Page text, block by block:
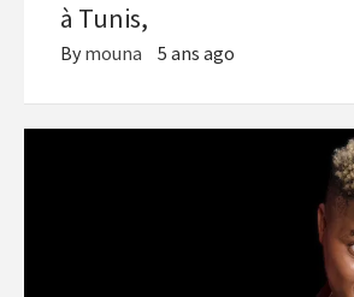
à Tunis,
By mouna 5 ans ago